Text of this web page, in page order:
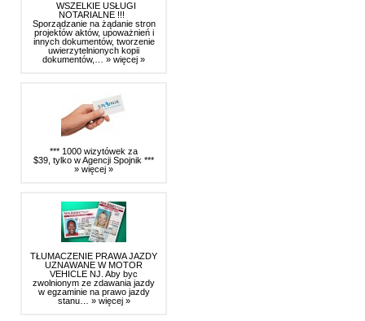
WSZELKIE USŁUGI
NOTARIALNE !!!
Sporządzanie na żądanie stron
projektów aktów, upoważnień i
innych dokumentów, tworzenie
uwierzytelnionych kopii
dokumentów,… » więcej »
*** 1000 wizytówek za
$39, tylko w Agencji Spojnik ***
» więcej »
TŁUMACZENIE PRAWA JAZDY
UZNAWANE W MOTOR
VEHICLE NJ. Aby byc
zwolnionym ze zdawania jazdy
w egzaminie na prawo jazdy
stanu… » więcej »